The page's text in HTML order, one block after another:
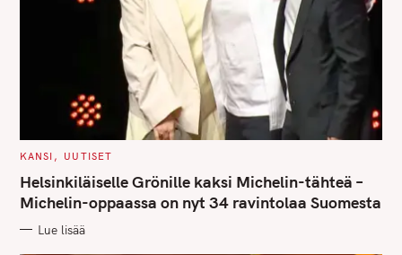
C
T
E
G
O
I
S
KANSI UUTISET
Helsinkiläiselle Grönille kaksi Michelin-tähteä –
Michelin-oppaassa on nyt 34 ravintolaa Suomesta
Lue lisää